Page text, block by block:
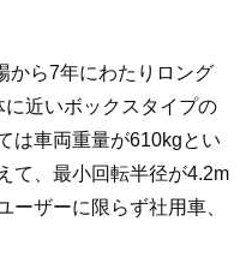
から7年にわたりロング
近いボックスタイプの
は車両重量が610kgとい
て、最小回転半径が4.2m
ーザーに限らず社用車、